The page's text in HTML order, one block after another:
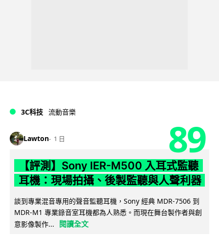
3C科技 流動音樂
Lawton 1 日 89
【評測】Sony IER-M500 入耳式監聽
耳機：現場拍攝、後製監聽與人聲利器
談到專業混音專用的聲音監聽耳機，Sony 經典 MDR-7506 到
MDR-M1 專業錄音室耳機都為人熟悉。而現在舞台製作者與創
意影像製作...
閱讀全文